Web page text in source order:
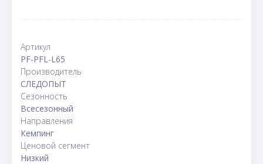
Артикул
PF-PFL-L65
Производитель
СЛЕДОПЫТ
Сезонность
Всесезонный
Направления
Кемпинг
Ценовой сегмент
Низкий